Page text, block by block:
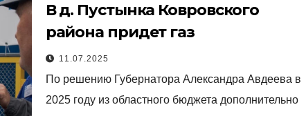
В д. Пустынка Ковровского
района придет газ
11.07.2025
По решению Губернатора Александра Авдеева в
2025 году из областного бюджета дополнительно